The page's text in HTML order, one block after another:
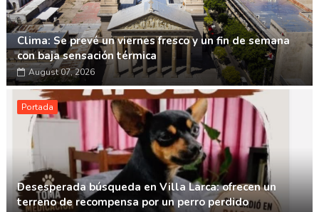
Clima: Se prevé un viernes fresco y un fin de semana
con baja sensación térmica
August 07, 2026
Portada
Desesperada búsqueda en Villa Larca: ofrecen un
terreno de recompensa por un perro perdido